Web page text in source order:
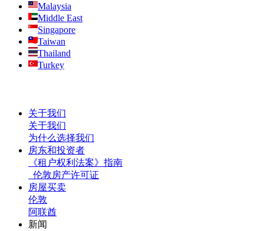
Malaysia
Middle East
Singapore
Taiwan
Thailand
Turkey
关于我们
关于我们
为什么选择我们
房东和投资者
《租户权利法案》指南
伦敦房产许可证
房屋买卖
伦敦
阿联酋
新闻